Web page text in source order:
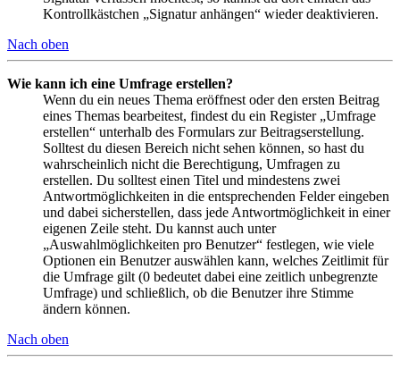
Kontrollkästchen „Signatur anhängen“ wieder deaktivieren.
Nach oben
Wie kann ich eine Umfrage erstellen?
Wenn du ein neues Thema eröffnest oder den ersten Beitrag
eines Themas bearbeitest, findest du ein Register „Umfrage
erstellen“ unterhalb des Formulars zur Beitragserstellung.
Solltest du diesen Bereich nicht sehen können, so hast du
wahrscheinlich nicht die Berechtigung, Umfragen zu
erstellen. Du solltest einen Titel und mindestens zwei
Antwortmöglichkeiten in die entsprechenden Felder eingeben
und dabei sicherstellen, dass jede Antwortmöglichkeit in einer
eigenen Zeile steht. Du kannst auch unter
„Auswahlmöglichkeiten pro Benutzer“ festlegen, wie viele
Optionen ein Benutzer auswählen kann, welches Zeitlimit für
die Umfrage gilt (0 bedeutet dabei eine zeitlich unbegrenzte
Umfrage) und schließlich, ob die Benutzer ihre Stimme
ändern können.
Nach oben